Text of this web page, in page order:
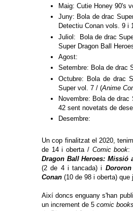
Maig: Cutie Honey 90's
Juny: Bola de drac
Detectiu Conan vols. 9 i
Juliol: Bola de drac
Super Dragon Ball
Agost:
Setembre: Bola de drac
Octubre: Bola de drac
Super vol. 7 / (Anime
Novembre: Bola de
42 sent novetats de
Desembre:
Un cop finalitzat el 2020,
de 14 i oberta / Comic book:
Dragon Ball Heroes: Missió
(2 de 4 i tancada) i
Conan (10 de 98 i oberta) que
Així doncs enguany s'han
un increment de 5comic books